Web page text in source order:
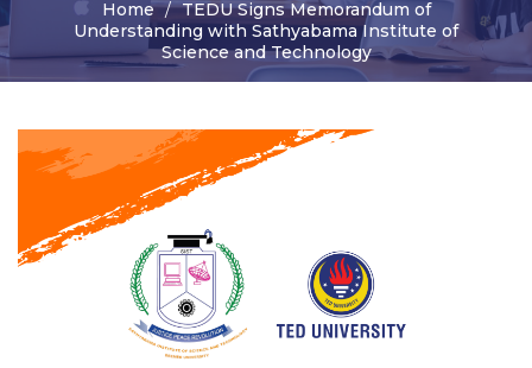
Home
TEDU Signs Memorandum of
Understanding with Sathyabama Institute of
Science and Technology